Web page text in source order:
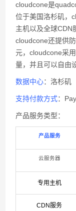
cloudcone是
位于美国洛杉矶，
主机以及全球CDN
cloudcone还提供
元，cloudcone采
量，并且可以自由
数据中心：洛杉矶
支持付款方式：
产品服务类型：
产品服务
云服务器
专用主机
CDN服务